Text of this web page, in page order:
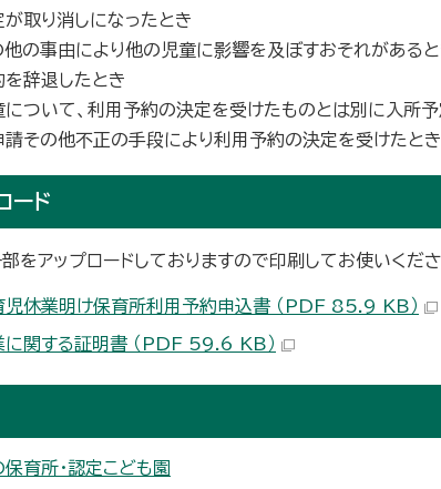
取り消しになったとき
の事由により他の児童に影響を及ぼすおそれがあると
辞退したとき
について、利用予約の決定を受けたものとは別に入所
請その他不正の手段により利用予約の決定を受けたとき
ード
をアップロードしておりますので印刷してお使いくださ
児休業明け保育所利用予約申込書 （PDF 85.9 KB）
に関する証明書 （PDF 59.6 KB）
育所・認定こども園